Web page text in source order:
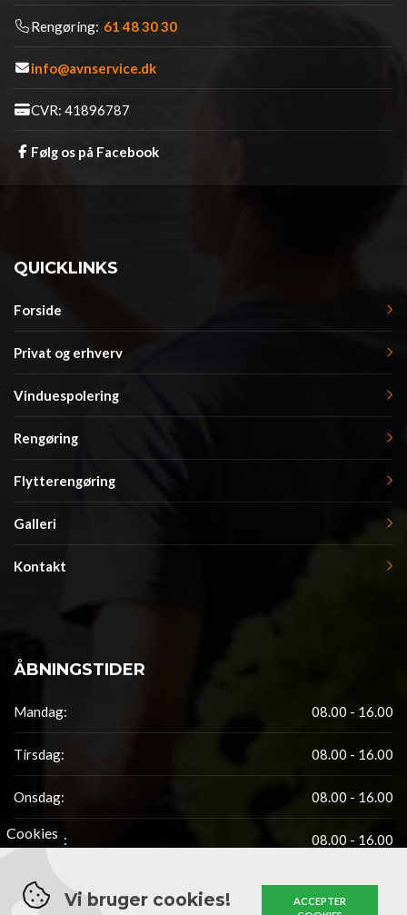
Rengøring: 61 48 30 30
info@avnservice.dk
CVR: 41896787
Følg os på Facebook
QUICKLINKS
Forside
Privat og erhverv
Vinduespolering
Rengøring
Flytterengøring
Galleri
Kontakt
ÅBNINGSTIDER
Mandag: 08.00 - 16.00
Tirsdag: 08.00 - 16.00
Onsdag: 08.00 - 16.00
Torsdag: 08.00 - 16.00
Fredag: 08.00 - 14.00
Cookies
Vi bruger cookies!
ACCEPTER